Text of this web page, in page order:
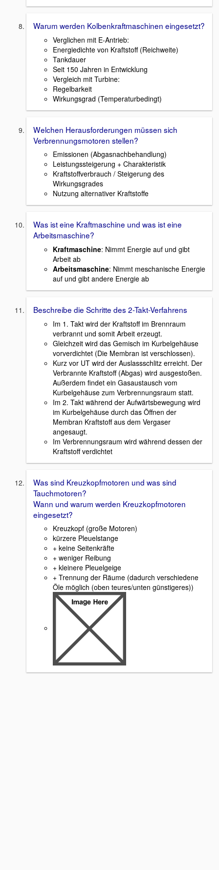
Warum werden Kolbenkraftmaschinen eingesetzt?
Verglichen mit E-Antrieb:
Energiedichte von Kraftstoff (Reichweite)
Tankdauer
Seit 150 Jahren in Entwicklung
Vergleich mit Turbine:
Regelbarkeit
Wirkungsgrad (Temperaturbedingt)
Welchen Herausforderungen müssen sich
Verbrennungsmotoren stellen?
Emissionen (Abgasnachbehandlung)
Leistungssteigerung + Charakteristik
Kraftstoffverbrauch / Steigerung des
Wirkungsgrades
Nutzung alternativer Kraftstoffe
Was ist eine Kraftmaschine und was ist eine
Arbeitsmaschine?
Kraftmaschine: Nimmt Energie auf und gibt
Arbeit ab
Arbeitsmaschine: Nimmt meschanische Energie
auf und gibt andere Energie ab
Beschreibe die Schritte des 2-Takt-Verfahrens
Im 1. Takt wird der Kraftstoff im Brennraum
verbrannt und somit Arbeit erzeugt.
Gleichzeit wird das Gemisch im Kurbelgehäuse
vorverdichtet (Die Membran ist verschlossen).
Kurz vor UT wird der Auslassschlitz erreicht. Der
Verbrannte Kraftstoff (Abgas) wird ausgestoßen.
Außerdem findet ein Gasaustausch vom
Kurbelgehäuse zum Verbrennungsraum statt.
Im 2. Takt während der Aufwärtsbewegung wird
im Kurbelgehäuse durch das Öffnen der
Membran Kraftstoff aus dem Vergaser
angesaugt.
Im Verbrennungsraum wird während dessen der
Kraftstoff verdichtet
Was sind Kreuzkopfmotoren und was sind
Tauchmotoren?
Wann und warum werden Kreuzkopfmotoren
eingesetzt?
Kreuzkopf (große Motoren)
kürzere Pleuelstange
+ keine Seitenkräfte
+ weniger Reibung
+ kleinere Pleuelgeige
+ Trennung der Räume (dadurch verschiedene
Öle möglich (oben teures/unten günstigeres))